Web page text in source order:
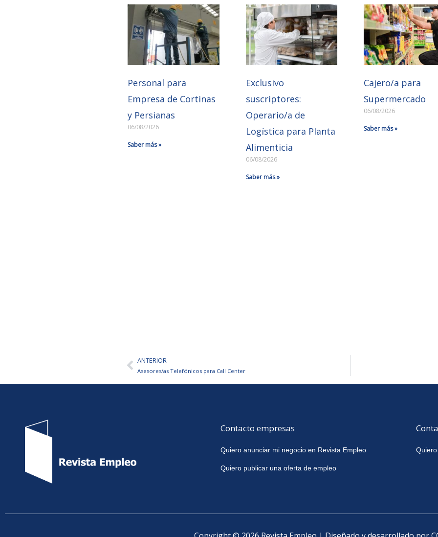
Personal para
Empresa de Cortinas
y Persianas
06/08/2026
Saber más »
Exclusivo
suscriptores:
Operario/a de
Logística para Planta
Alimenticia
06/08/2026
Saber más »
Cajero/a para
Supermercado
06/08/2026
Saber más »
AntANTERIOR
Asesores/as Telefónicos para Call Center
Contacto empresas
Quiero anunciar mi negocio en Revista Empleo
Quiero publicar una oferta de empleo